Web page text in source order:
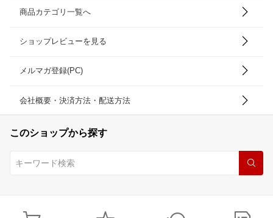
商品カテゴリ一覧へ
ショップレビューを見る
メルマガ登録(PC)
会社概要・決済方法・配送方法
このショップから探す